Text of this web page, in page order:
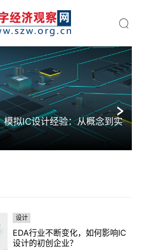
济观察网 - 助力数字中国建设
模拟IC设计经验：从概念到实
设计
EDA行业不断变化，如何影响IC
设计的初创企业？